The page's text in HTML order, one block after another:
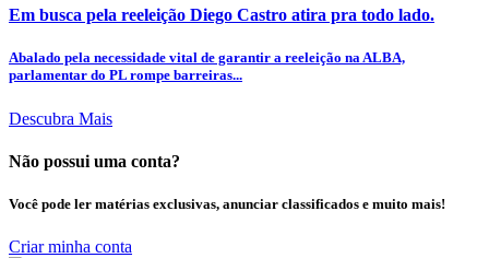
Em busca pela reeleição Diego Castro atira pra todo lado.
Abalado pela necessidade vital de garantir a reeleição na ALBA,
parlamentar do PL rompe barreiras...
Descubra Mais
Não possui uma conta?
Você pode ler matérias exclusivas, anunciar classificados e muito mais!
Criar minha conta